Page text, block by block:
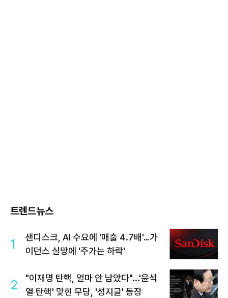
트렌드뉴스
1
샌디스크, AI 수요에 '매출 4.7배'…가
이던스 실망에 '주가는 하락'
2
"이재명 탄핵, 얼마 안 남았다"...'윤석
열 탄핵' 맞힌 무당, '성지글' 등장